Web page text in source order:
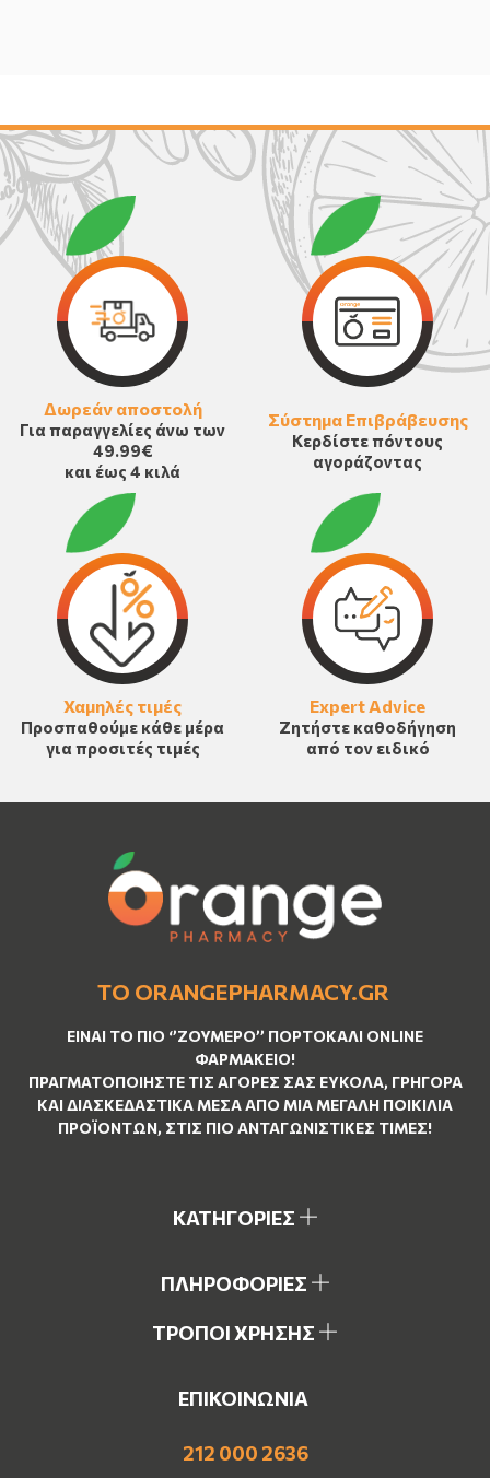
Δωρεάν αποστολή
Για παραγγελίες άνω των
49.99€
και έως 4 κιλά
Σύστημα Επιβράβευσης
Κερδίστε πόντους
αγοράζοντας
Χαμηλές τιμές
Προσπαθούμε κάθε μέρα
για προσιτές τιμές
Expert Advice
Ζητήστε καθοδήγηση
από τον ειδικό
ΤΟ ORANGEPHARMACY.GR
ΕΊΝΑΙ ΤO ΠΙΟ ‘’ΖΟΥΜΕΡΌ’’ ΠΟΡΤΟΚΑΛΊ ΟNLINE
ΦΑΡΜΑΚΕΊΟ!
ΠΡΑΓΜΑΤΟΠΟΙΉΣΤΕ ΤΙΣ ΑΓΟΡΈΣ ΣΑΣ ΕΎΚΟΛΑ, ΓΡΉΓΟΡΑ
ΚΑΙ ΔΙΑΣΚΕΔΑΣΤΙΚΆ ΜΈΣΑ ΑΠΌ ΜΙΑ ΜΕΓΆΛΗ ΠΟΙΚΙΛΊΑ
ΠΡΟΪΌΝΤΩΝ, ΣΤΙΣ ΠΙΟ ΑΝΤΑΓΩΝΙΣΤΙΚΈΣ ΤΙΜΈΣ!
ΚΑΤΗΓΟΡΙΕΣ
ΠΛΗΡΟΦΟΡΙΕΣ
ΤΡΟΠΟΙ ΧΡΗΣΗΣ
ΕΠΙΚΟΙΝΩΝΙΑ
212 000 2636